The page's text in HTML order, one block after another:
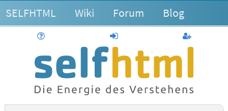
SELFHTML Wiki Forum Blog
anmelden